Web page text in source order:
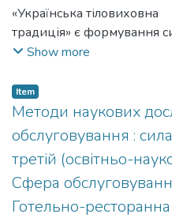
«Українська тіловиховна
традиція» є формування
українського
ст. Основна увага приділена
українському
половини ХХ ст., час коли
сформувалися основні
людського буття.
Show more
Item
Методи наукових
обслуговування :
третій (освітньо-
Сфера
Готельно-